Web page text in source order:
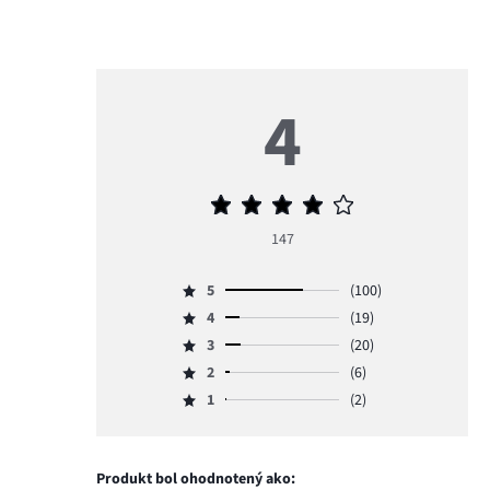
4
Priemerné
4
147
Hodnotenie
5,
počet
hlasov
5
(100)
Hodnotenie
4,
počet
hlasov
4
(19)
Hodnotenie
3,
počet
3
(20)
Hodnotenie
2,
6.
2
(6)
Hodnotenie
hlasov
1 (2)
Produkt bol ohodnotený ako: